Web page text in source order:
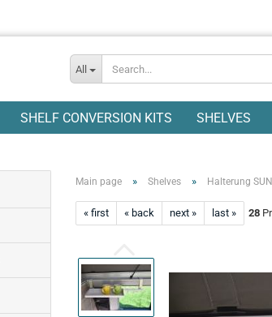
All
SHELF CONVERSION KITS SHELVES
Main page » Shelves » Halterung
« first « back next » last » 28